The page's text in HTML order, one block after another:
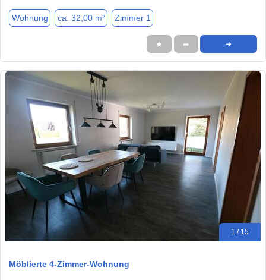
Wohnung ca. 32,00 m² Zimmer 1
★ ➦ ➜
1 / 15
Möblierte 4-Zimmer-Wohnung